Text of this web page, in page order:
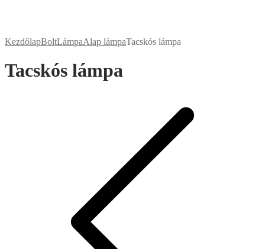
KezdőlapBoltLámpaAlap lámpaTacskós lámpa
Tacskós lámpa